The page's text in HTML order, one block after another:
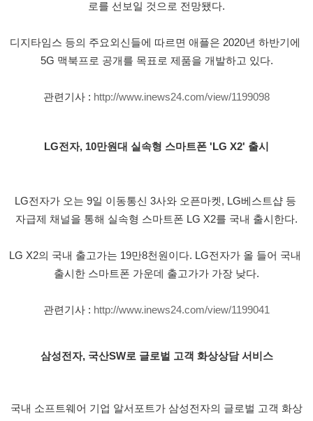
로를 선보일 것으로 전망됐다.
디지타임스 등의 주요외신들에 따르면 애플은 2020년 하반기에
5G 맥북프로 공개를 목표로 제품을 개발하고 있다.
관련기사 : http://www.inews24.com/view/1199098
LG전자, 10만원대 실속형 스마트폰 'LG X2' 출시
LG전자가 오는 9일 이동통신 3사와 오픈마켓, LG베스트샵 등
자급제 채널을 통해 실속형 스마트폰 LG X2를 국내 출시한다.
LG X2의 국내 출고가는 19만8천원이다. LG전자가 올 들어 국내
출시한 스마트폰 가운데 출고가가 가장 낮다.
관련기사 : http://www.inews24.com/view/1199041
삼성전자, 국산SW로 글로벌 고객 화상상담 서비스
국내 소프트웨어 기업 알서포트가 삼성전자의 글로벌 고객 화상